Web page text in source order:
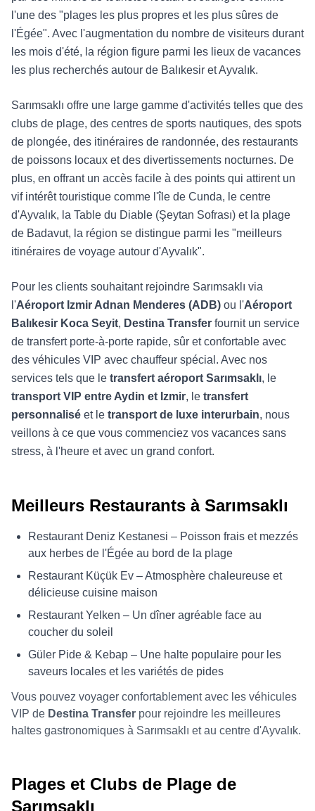
l'une des "plages les plus propres et les plus sûres de
l'Égée". Avec l'augmentation du nombre de visiteurs durant
les mois d'été, la région figure parmi les lieux de vacances
les plus recherchés autour de Balıkesir et Ayvalık.
Sarımsaklı offre une large gamme d'activités telles que des
clubs de plage, des centres de sports nautiques, des spots
de plongée, des itinéraires de randonnée, des restaurants
de poissons locaux et des divertissements nocturnes. De
plus, en offrant un accès facile à des points qui attirent un
vif intérêt touristique comme l'île de Cunda, le centre
d'Ayvalık, la Table du Diable (Şeytan Sofrası) et la plage
de Badavut, la région se distingue parmi les "meilleurs
itinéraires de voyage autour d'Ayvalık".
Pour les clients souhaitant rejoindre Sarımsaklı via
l'Aéroport Izmir Adnan Menderes (ADB) ou l'Aéroport
Balıkesir Koca Seyit, Destina Transfer fournit un service
de transfert porte-à-porte rapide, sûr et confortable avec
des véhicules VIP avec chauffeur spécial. Avec nos
services tels que le transfert aéroport Sarımsaklı, le
transport VIP entre Aydin et Izmir, le transfert
personnalisé et le transport de luxe interurbain, nous
veillons à ce que vous commenciez vos vacances sans
stress, à l'heure et avec un grand confort.
Meilleurs Restaurants à Sarımsaklı
Restaurant Deniz Kestanesi – Poisson frais et mezzés
aux herbes de l'Égée au bord de la plage
Restaurant Küçük Ev – Atmosphère chaleureuse et
délicieuse cuisine maison
Restaurant Yelken – Un dîner agréable face au
coucher du soleil
Güler Pide & Kebap – Une halte populaire pour les
saveurs locales et les variétés de pides
Vous pouvez voyager confortablement avec les véhicules
VIP de Destina Transfer pour rejoindre les meilleures
haltes gastronomiques à Sarımsaklı et au centre d'Ayvalık.
Plages et Clubs de Plage de
Sarımsaklı